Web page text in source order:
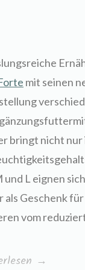
mit seinen
bringt nicht nur
L eignen
Geschenk
vom
→